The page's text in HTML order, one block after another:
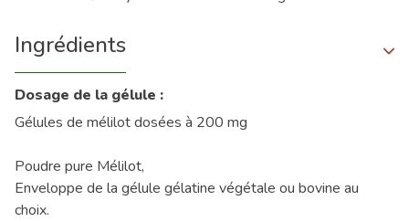
Ingrédients
Dosage de la gélule :
Gélules de mélilot dosées à 200 mg
Poudre pure Mélilot,
Enveloppe de la gélule gélatine végétale ou bovine au
choix.